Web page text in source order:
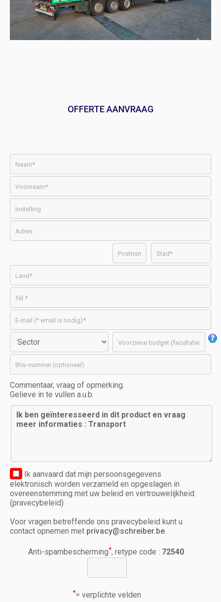
OFFERTE AANVRAAG
Commentaar, vraag of opmerking.
Gelieve in te vullen a.u.b.
Ik aanvaard dat mijn persoonsgegevens
elektronisch worden verzameld en opgeslagen in
overeenstemming met uw beleid en vertrouwelijkheid.
(pravecybeleid)
Voor vragen betreffende ons pravecybeleid kunt u
contact opnemen met privacy@schreiber.be.
Anti-spambescherming*, retype code : 72540
*= verplichte velden